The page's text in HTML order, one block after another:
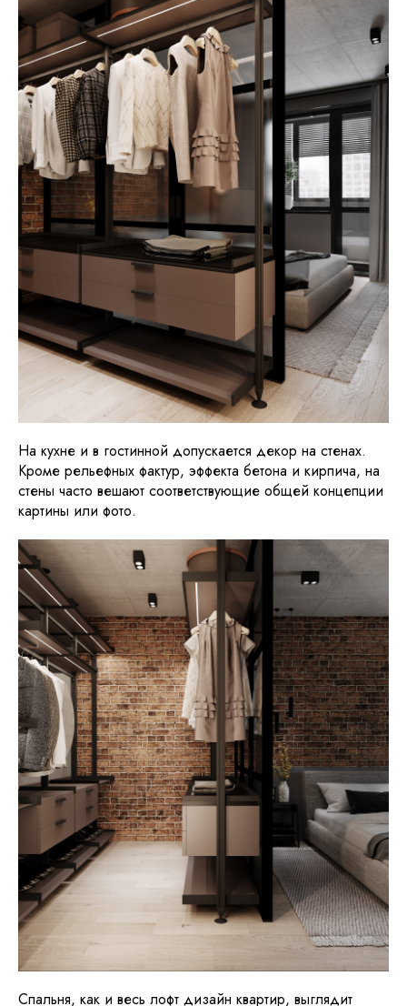
На кухне и в гостинной допускается декор на стенах.
Кроме рельефных фактур, эффекта бетона и кирпича, на
стены часто вешают соответствующие общей концепции
картины или фото.
Спальня, как и весь лофт дизайн квартир, выглядит